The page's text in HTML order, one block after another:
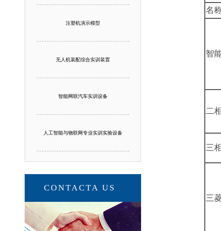
注塑机演示模型
无人机装配综合实训装置
智能网联汽车实训设备
人工智能与物联网专业实训实验设备
CONTACTA US
名
智
二
三
三